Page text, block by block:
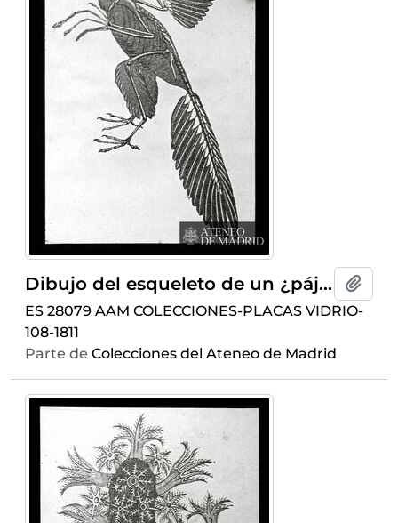
Dibujo del esqueleto de un ¿pájaro?
ES 28079 AAM COLECCIONES-PLACAS VIDRIO-
108-1811
Parte de Colecciones del Ateneo de Madrid